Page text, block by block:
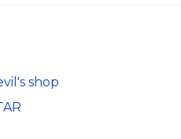
shop